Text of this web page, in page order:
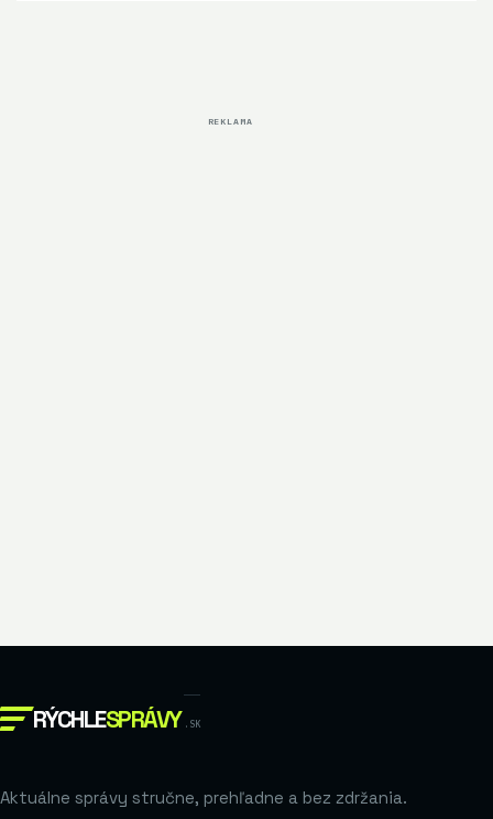
REKLAMA
RÝCHLESPRÁVY .SK
Aktuálne správy stručne, prehľadne a bez zdržania.